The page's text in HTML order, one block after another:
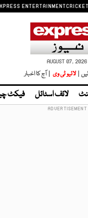
ENTERTAINMENT
AUGUST 07, 2026
| لائیو ٹی وی | آج کا اخبار
لائف اسٹائل فیکٹ